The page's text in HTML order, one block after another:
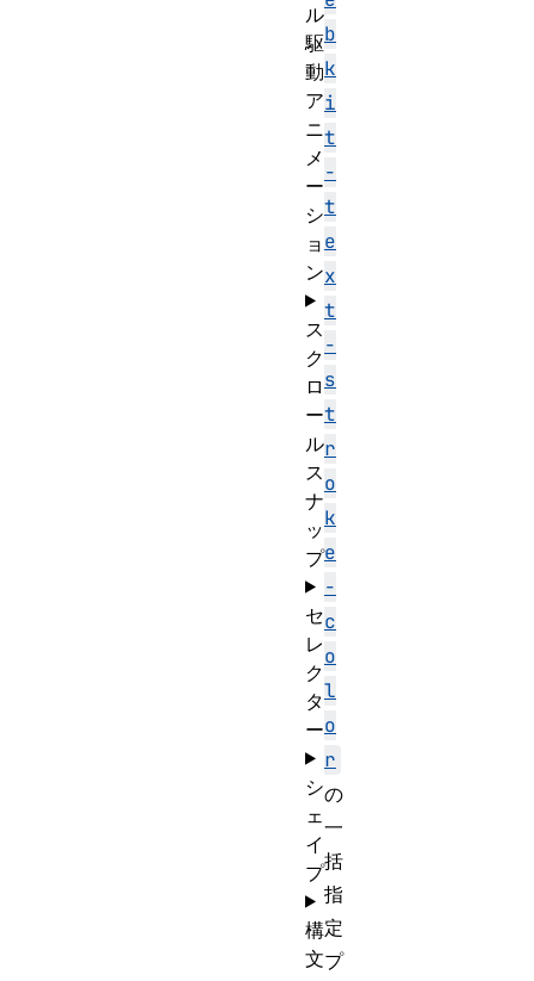
b
k
i
t
-
t
e
x
t
-
s
t
r
o
k
e
-
c
o
l
o
r
の
一
括
指
定
プ
ル
駆
動
ア
ニ
メ
ー
シ
ョ
ン
ス
ク
ロ
ー
ル
ス
ナ
ッ
プ
セ
レ
ク
タ
ー
シ
ェ
イ
プ
構
文